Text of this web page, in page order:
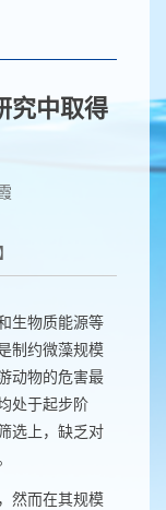
究中取得
生物质能源等
制约微藻规模
动物的危害最
处于起步阶
选上，缺乏对
然而在其规模